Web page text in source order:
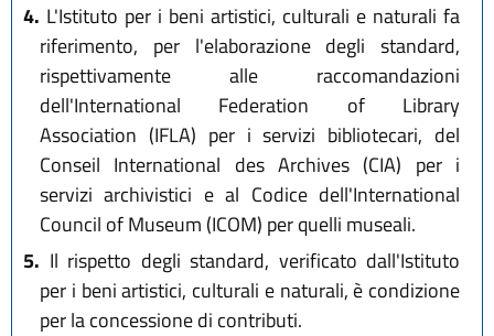
4. L'Istituto per i beni artistici, culturali e naturali fa
riferimento, per l'elaborazione degli standard,
rispettivamente alle raccomandazioni
dell'International Federation of Library
Association (IFLA) per i servizi bibliotecari, del
Conseil International des Archives (CIA) per i
servizi archivistici e al Codice dell'International
Council of Museum (ICOM) per quelli museali.
5. Il rispetto degli standard, verificato dall'Istituto
per i beni artistici, culturali e naturali, è condizione
per la concessione di contributi.